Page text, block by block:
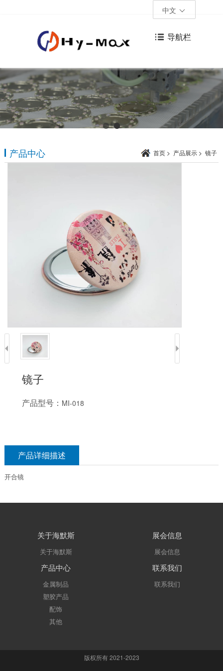
中文
导航栏
产品中心 首页 > 产品展示 > 镜子
镜子
产品型号： MI-018
产品详细描述
开合镜
关于海默斯
关于海默斯
展会信息
展会信息
产品中心
金属制品
塑胶产品
配饰
其他
联系我们
联系我们
版权所有 2021-2023